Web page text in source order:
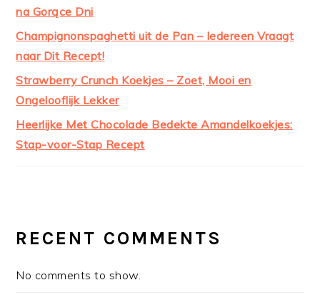
na Gorące Dni
Champignonspaghetti uit de Pan – Iedereen Vraagt
naar Dit Recept!
Strawberry Crunch Koekjes – Zoet, Mooi en
Ongelooflijk Lekker
Heerlijke Met Chocolade Bedekte Amandelkoekjes:
Stap-voor-Stap Recept
RECENT COMMENTS
No comments to show.